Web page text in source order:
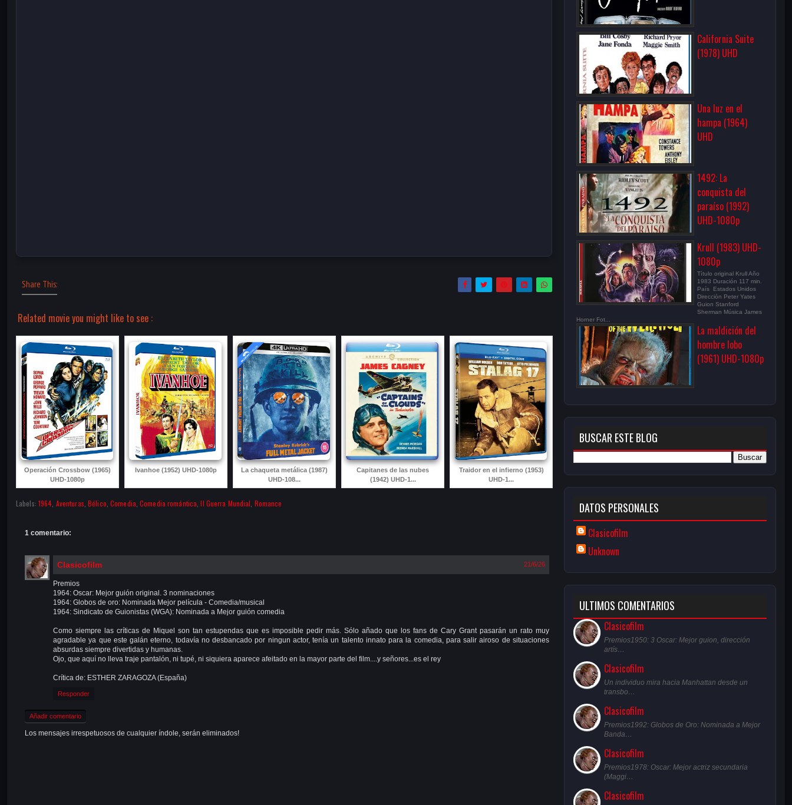
Share This:
Related movie you might like to see :
Operación Crossbow (1965)
UHD-1080p
Ivanhoe (1952) UHD-1080p
La chaqueta metálica (1987)
UHD-108...
Capitanes de las nubes
(1942) UHD-1...
Traidor en el infierno (1953)
UHD-1...
Labels: 1964 Aventuras ,Bélico ,Comedia ,Comedia romántica ,II Guerra Mundial Romance
1 comentario:
Clasicofilm 21/6/26
Premios
1964: Oscar: Mejor guión original. 3 nominaciones
1964: Globos de oro: Nominada Mejor película - Comedia/musical
1964: Sindicato de Guionistas (WGA): Nominada a Mejor guión comedia
Como siempre las críticas de Miquel son tan estupendas que es imposible pedir más. Sólo añado que los fans de Cary Grant pasarán un rato muy
agradable ya que este galán eterno, todavía no desbancado por ningun actor, tenía un talento innato para la comedia, para salir airoso de situaciones
absurdas siempre divertidas y humanas.
Ojo, que aquí no lleva traje pantalón, ni tupé, ni siquiera aparece afeitado en la mayor parte del film....y señores...es el rey
Crítica de: ESTHER ZARAGOZA (España)
Responder
Añadir comentario
Los mensajes irrespetuosos de cualquier índole, serán eliminados!
California Suite
(1978) UHD
Una luz en el
hampa (1964)
UHD
1492: La
conquista del
paraíso (1992)
UHD-1080p
Krull (1983) UHD-
1080p
Título original Krull Año
1983 Duración 117 min.
País Estados Unidos
Dirección Peter Yates
Guion Stanford
Sherman Música James
Horner Fot...
La maldición del
hombre lobo
(1961) UHD-1080p
BUSCAR ESTE BLOG
DATOS PERSONALES
Clasicofilm
Unknown
ULTIMOS COMENTARIOS
Clasicofilm
Premios1950: 3 Oscar: Mejor guion, dirección
artís…
Clasicofilm
Un individuo mira hacia Manhattan desde un
transbo…
Clasicofilm
Premios1992: Globos de Oro: Nominada a Mejor
Banda…
Clasicofilm
Premios1978: Oscar: Mejor actriz secundaria
(Maggi…
Clasicofilm